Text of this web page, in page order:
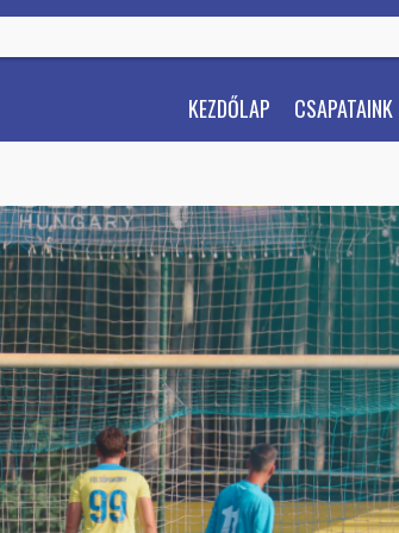
KEZDŐLAP CSAPATAINK